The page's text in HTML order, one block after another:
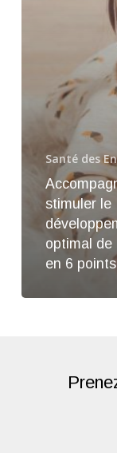
Santé des
stimuler le
optimal de
en 6